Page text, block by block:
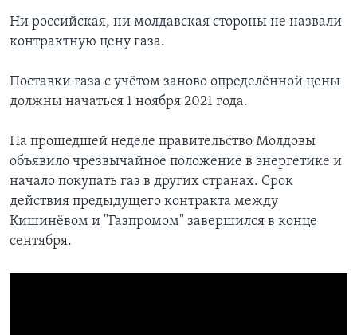
Ни российская, ни молдавская стороны не назвали
контрактную цену газа.
Поставки газа с учётом заново определённой цены
должны начаться 1 ноября 2021 года.
На прошедшей неделе правительство Молдовы
объявило чрезвычайное положение в энергетике и
начало покупать газ в других странах. Срок
действия предыдущего контракта между
Кишинёвом и "Газпромом" завершился в конце
сентября.